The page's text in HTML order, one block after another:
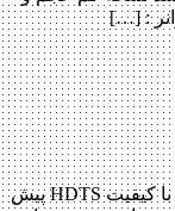
دانلود فیلم Winchester 2018 Winchester 2018 با کیفیت HDTS پیش